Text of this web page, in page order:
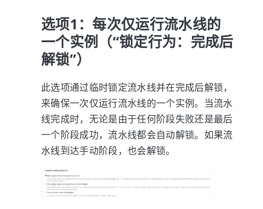
选项1：每次仅运行流水线的
一个实例（“锁定行为：完成后
解锁”）
此选项通过临时锁定流水线并在完成后解锁，
来确保一次仅运行流水线的一个实例。当流水
线完成时，无论是由于任何阶段失败还是最后
一个阶段成功，流水线都会自动解锁。如果流
水线到达手动阶段，也会解锁。